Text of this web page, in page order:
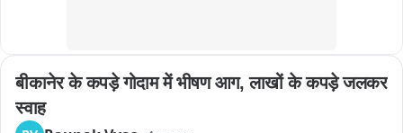
बीकानेर के कपड़े गोदाम में भीषण आग, लाखों के कपड़े जलकर
स्वाह